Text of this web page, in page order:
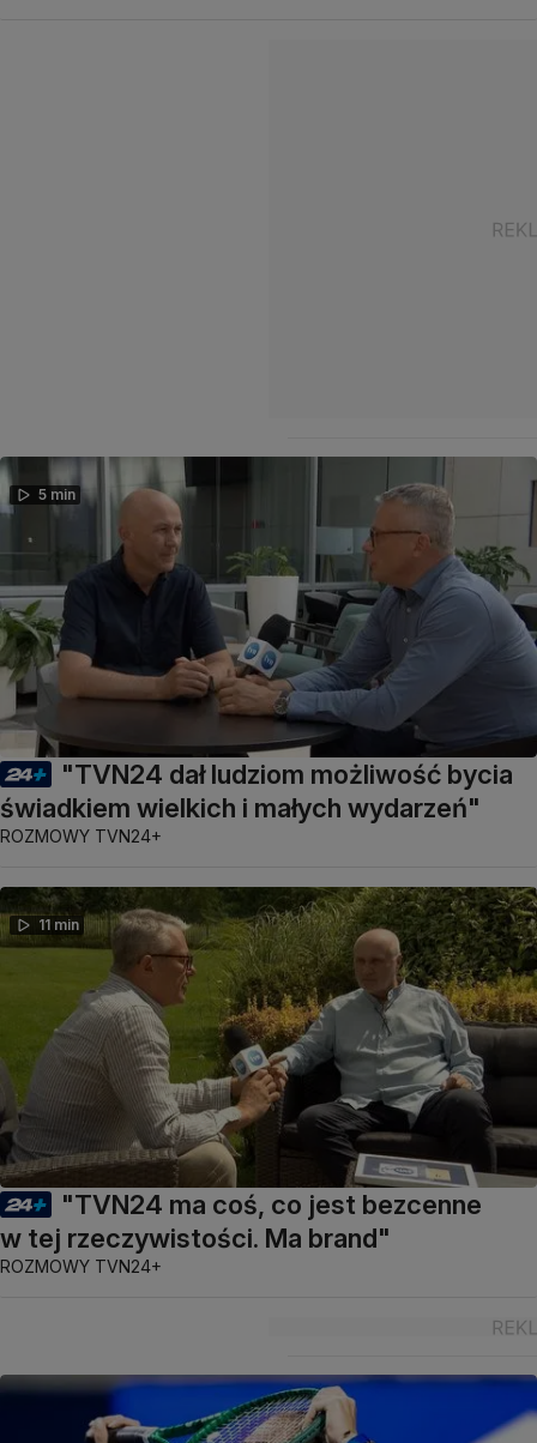
5 min
"TVN24 dał ludziom możliwość bycia
świadkiem wielkich i małych wydarzeń"
ROZMOWY TVN24+
11 min
"TVN24 ma coś, co jest bezcenne
w tej rzeczywistości. Ma brand"
ROZMOWY TVN24+